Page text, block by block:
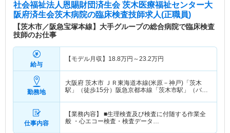
社会福祉法人恩賜財団済生会 茨木医療福祉センター大
阪府済生会茨木病院の臨床検査技師求人(正職員)
【茨木市／阪急宝塚本線】大手グループの総合病院で臨床検査
技師のお仕事
給与
【モデル月収】 18.8万円～23.2万円
勤務地
大阪府 茨木市 ＪＲ東海道本線(米原－神戸)「茨木
駅」（徒歩15分）阪急京都本線「茨木市駅」（バ
仕事内容
【業務内容】 ■生理検査及び検査に付随する作業全
般 ・心エコー検査・検査データ…